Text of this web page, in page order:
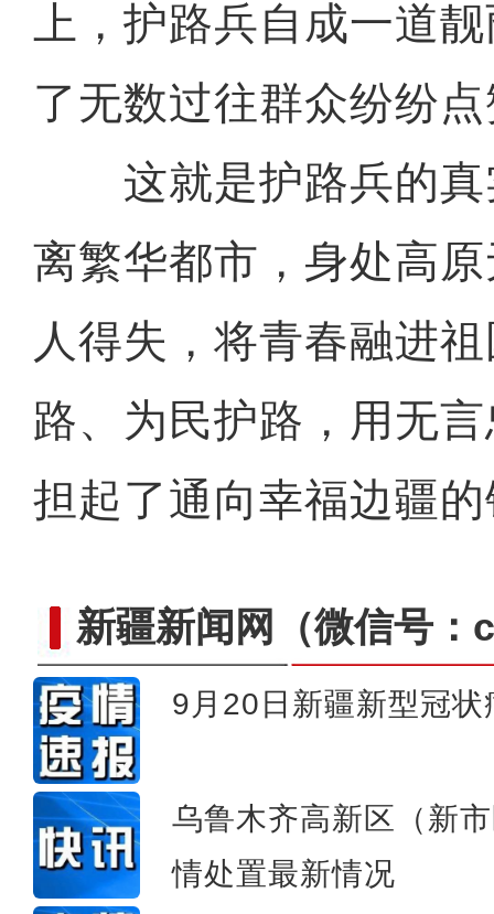
上，护路兵自成一道
了无数过往群众纷纷
这就是护路兵的真
离繁华都市，身处高
人得失，将青春融进
路、为民护路，用无
担起了通向幸福边疆
新疆新闻网 （微信号
9月20日新疆新型冠
乌鲁木齐高新区（新
情处置最新情况
亚欧博览会开幕 线上